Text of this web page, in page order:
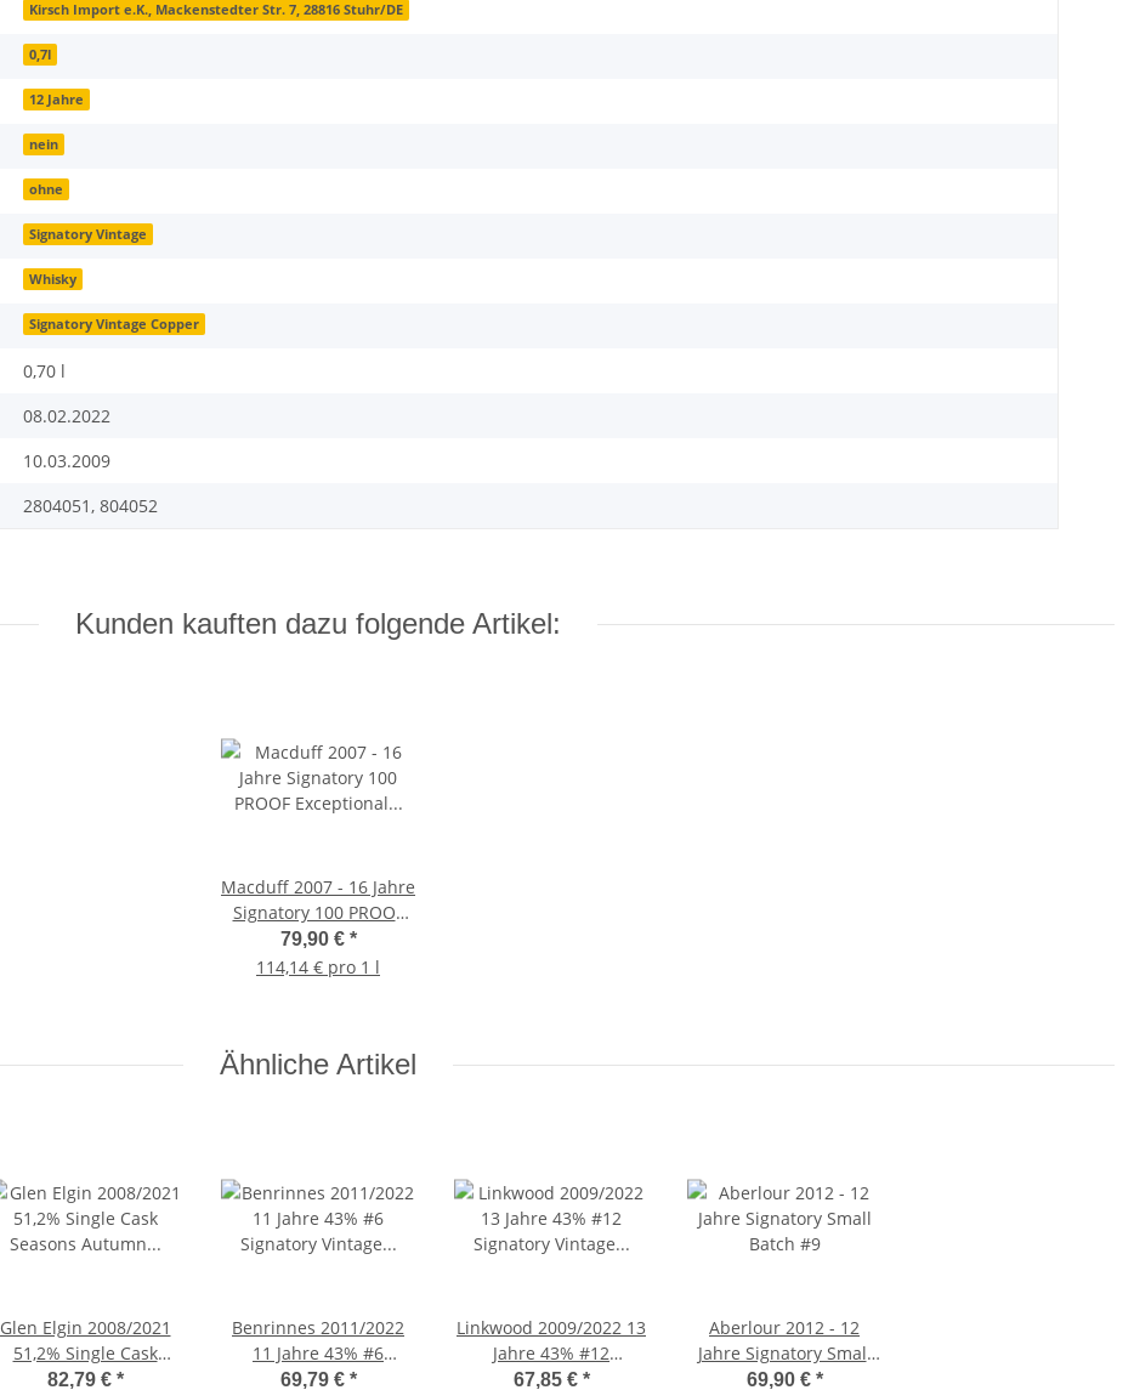
Kirsch Import e.K., Mackenstedter Str. 7, 28816 Stuhr/DE
0,7l
12 Jahre
nein
ohne
Signatory Vintage
Whisky
Signatory Vintage Copper
0,70 l
08.02.2022
10.03.2009
2804051, 804052
Kunden kauften dazu folgende Artikel:
Macduff 2007 - 16 Jahre
Signatory 100 PROOF
Exceptional Edition #3
79,90 € *
114,14 € pro 1 l
Ähnliche Artikel
Glen Elgin 2008/2021
51,2% Single Cask
Seasons Autumn 2021
82,79 € *
Benrinnes 2011/2022
11 Jahre 43% #6
Signatory Vintage –
69,79 € *
Linkwood 2009/2022 13
Jahre 43% #12
Signatory Vintage –
67,85 € *
Aberlour 2012 - 12
Jahre Signatory Small
Batch #9
69,90 € *